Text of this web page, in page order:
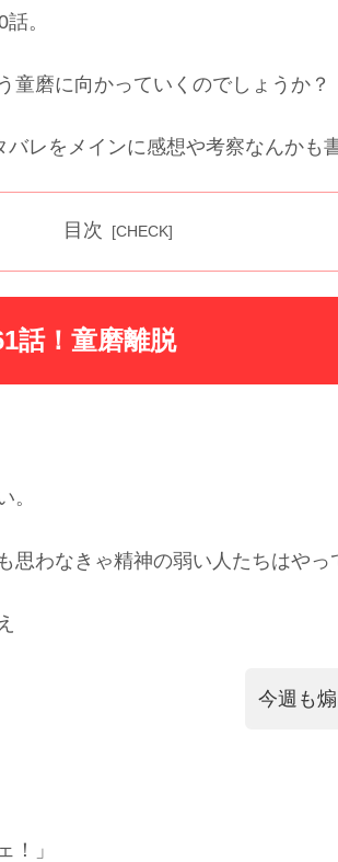
。
童磨に向かっていくのでしょうか？
レをメインに感想や考察なんかも
目次
話！童磨離脱
。
思わなきゃ精神の弱い人たちはやっ
今週も
！」